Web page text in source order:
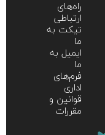
راه‌های
ارتباطی
تیکت به
ما
ایمیل به
ما
فرم‌های
اداری
قوانین و
مقررات